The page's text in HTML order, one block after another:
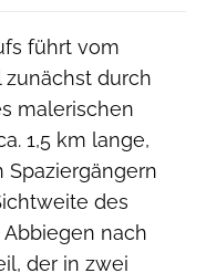
führt vom
zunächst durch
malerischen
1,5 km lange,
Spaziergängern
des
nach
der in zwei